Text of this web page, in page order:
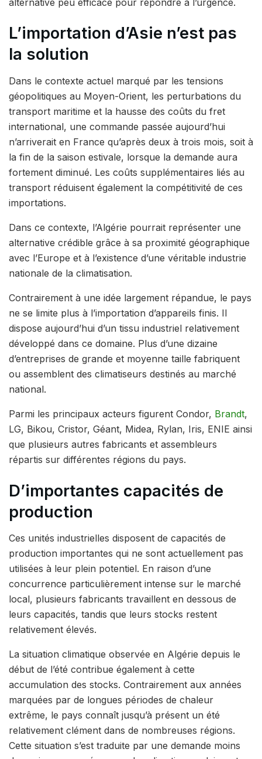
L’importation d’Asie n’est pas
la solution
Dans le contexte actuel marqué par les tensions
géopolitiques au Moyen-Orient, les perturbations du
transport maritime et la hausse des coûts du fret
international, une commande passée aujourd’hui
n’arriverait en France qu’après deux à trois mois, soit à
la fin de la saison estivale, lorsque la demande aura
fortement diminué. Les coûts supplémentaires liés au
transport réduisent également la compétitivité de ces
importations.
Dans ce contexte, l’Algérie pourrait représenter une
alternative crédible grâce à sa proximité géographique
avec l’Europe et à l’existence d’une véritable industrie
nationale de la climatisation.
Contrairement à une idée largement répandue, le pays
ne se limite plus à l’importation d’appareils finis. Il
dispose aujourd’hui d’un tissu industriel relativement
développé dans ce domaine. Plus d’une dizaine
d’entreprises de grande et moyenne taille fabriquent
ou assemblent des climatiseurs destinés au marché
national.
Parmi les principaux acteurs figurent Condor, Brandt,
LG, Bikou, Cristor, Géant, Midea, Rylan, Iris, ENIE ainsi
que plusieurs autres fabricants et assembleurs
répartis sur différentes régions du pays.
D’importantes capacités de
production
Ces unités industrielles disposent de capacités de
production importantes qui ne sont actuellement pas
utilisées à leur plein potentiel. En raison d’une
concurrence particulièrement intense sur le marché
local, plusieurs fabricants travaillent en dessous de
leurs capacités, tandis que leurs stocks restent
relativement élevés.
La situation climatique observée en Algérie depuis le
début de l’été contribue également à cette
accumulation des stocks. Contrairement aux années
marquées par de longues périodes de chaleur
extrême, le pays connaît jusqu’à présent un été
relativement clément dans de nombreuses régions.
Cette situation s’est traduite par une demande moins